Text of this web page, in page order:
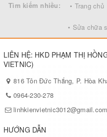
Tìm kiếm nhiều: • Trang chủ
• Sửa chữa
LIÊN HỆ: HKD PHẠM THỊ
VIETNIC)
816 Tôn Đức Thắng, P. Hòa
0964-230-278
linhkienvietnic3012@gmail.com
HƯỚNG DẪN